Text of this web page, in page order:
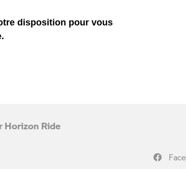
disposition pour vous
Horizon Ride